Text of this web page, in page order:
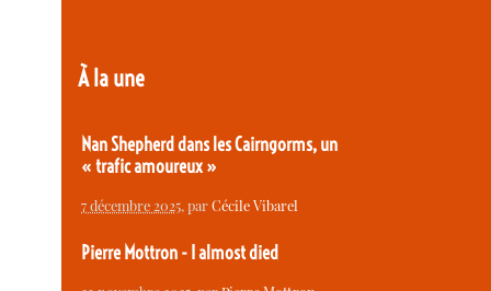
À la une
Nan Shepherd dans les Cairngorms, un
« trafic amoureux »
7 décembre 2025, parCécile Vibarel
Pierre Mottron - I almost died